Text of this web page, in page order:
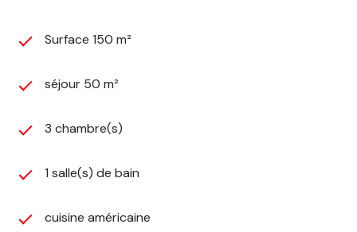
Surface 150 m²
séjour 50 m²
3 chambre(s)
1 salle(s) de bain
cuisine américaine